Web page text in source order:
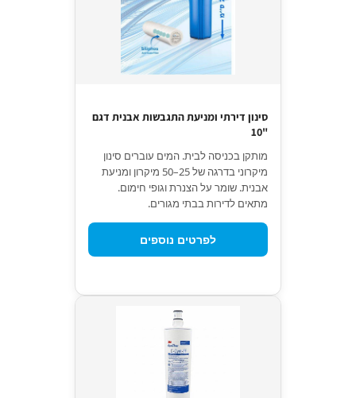
סינון דירתי ומניעת התגבשות אבנית דגם
"10
מותקן בכניסה לבית. המים עוברים סינון
מיקרוני בדרגה של 25–50 מיקרון ומניעת
אבנית. שומר על הצנרת וגופי חימום.
מתאים לדירות בבתי מגורים.
לפרטים נוספים